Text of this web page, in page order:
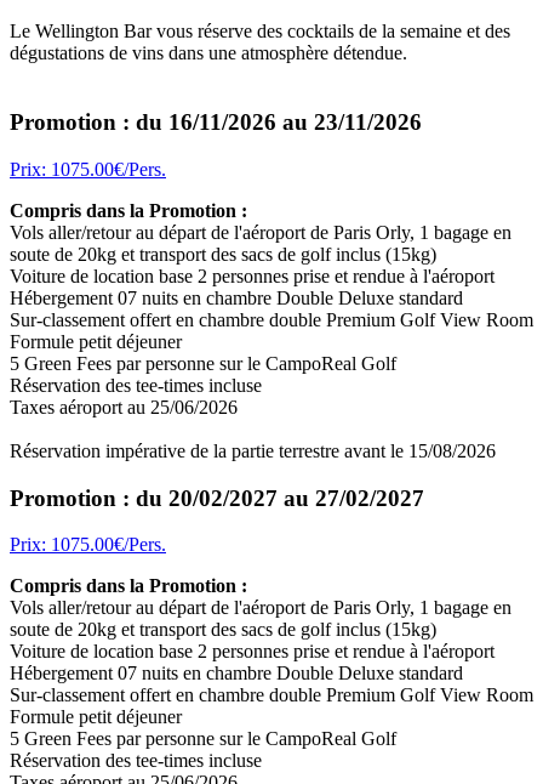
Le Wellington Bar vous réserve des cocktails de la semaine et des
dégustations de vins dans une atmosphère détendue.
Promotion : du 16/11/2026 au 23/11/2026
Prix: 1075.00€/Pers.
Compris dans la Promotion :
Vols aller/retour au départ de l'aéroport de Paris Orly, 1 bagage en
soute de 20kg et transport des sacs de golf inclus (15kg)
Voiture de location base 2 personnes prise et rendue à l'aéroport
Hébergement 07 nuits en chambre Double Deluxe standard
Sur-classement offert en chambre double Premium Golf View Room
Formule petit déjeuner
5 Green Fees par personne sur le CampoReal Golf
Réservation des tee-times incluse
Taxes aéroport au 25/06/2026
Réservation impérative de la partie terrestre avant le 15/08/2026
Promotion : du 20/02/2027 au 27/02/2027
Prix: 1075.00€/Pers.
Compris dans la Promotion :
Vols aller/retour au départ de l'aéroport de Paris Orly, 1 bagage en
soute de 20kg et transport des sacs de golf inclus (15kg)
Voiture de location base 2 personnes prise et rendue à l'aéroport
Hébergement 07 nuits en chambre Double Deluxe standard
Sur-classement offert en chambre double Premium Golf View Room
Formule petit déjeuner
5 Green Fees par personne sur le CampoReal Golf
Réservation des tee-times incluse